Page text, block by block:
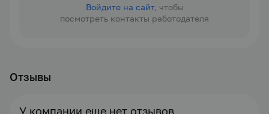
Войдите на сайт, чтобы
посмотреть контакты работодателя
Отзывы
У компании еще нет отзывов